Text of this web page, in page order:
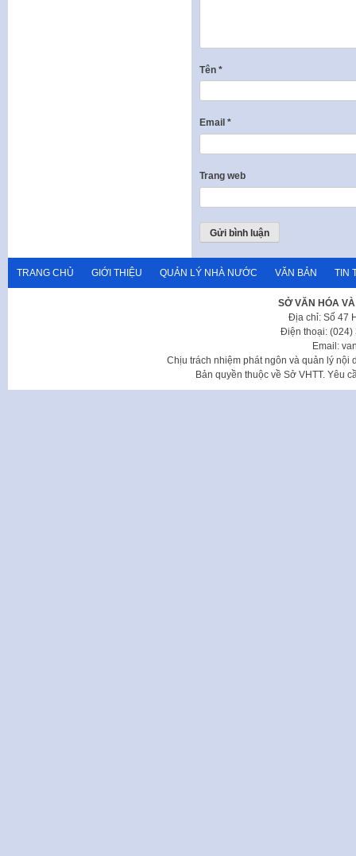
Tên *
Email *
Trang web
TRANG CHỦ GIỚI THIỆU QUẢN LÝ NHÀ NƯỚC VĂN BẢN TIN
SỞ VĂN HÓA
Địa chỉ: Số 47
Điện thoại: (024)
Email:
Chịu trách nhiệm phát ngôn và quản lý nội
Bản quyền thuộc về Sở VHTT. Yêu